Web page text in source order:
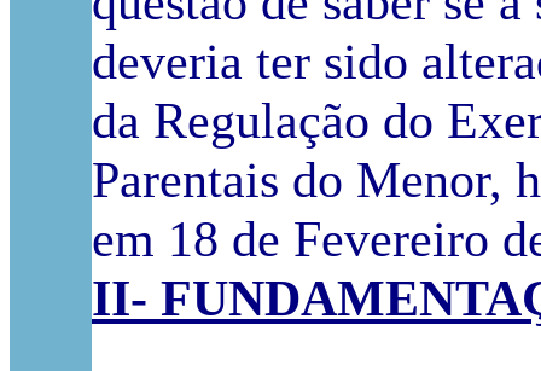
deveria ter sido
da Regulação do
Parentais do Menor,
em 18 de Fevereiro
II-